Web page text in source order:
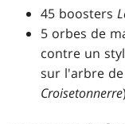
45 boosters
5 orbes de
contre un
sur l'arbre
Croisetonnerre)